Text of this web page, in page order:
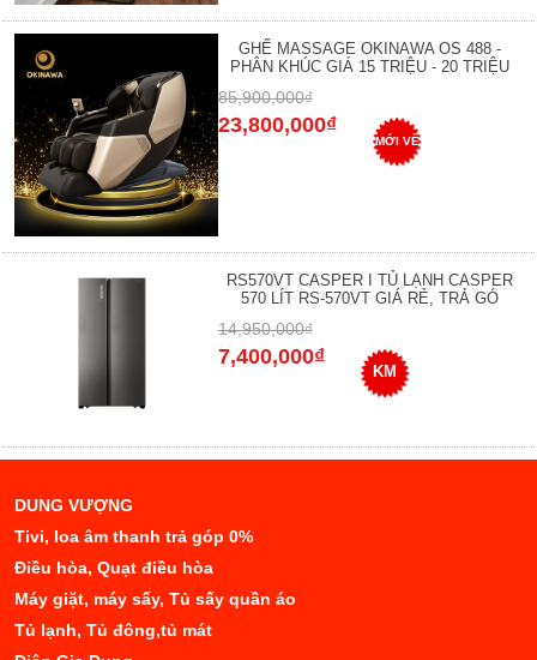
GHẾ MASSAGE OKINAWA OS 488 -
PHÂN KHÚC GIÁ 15 TRIỆU - 20 TRIỆU
85,900,000₫
23,800,000₫
MỚI VỀ
RS570VT CASPER I TỦ LẠNH CASPER
570 LÍT RS-570VT GIÁ RẺ, TRẢ GÓ
14,950,000₫
7,400,000₫
KM
DUNG VƯỢNG
Tivi, loa âm thanh trả góp 0%
Điều hòa, Quạt điều hòa
Máy giặt, máy sấy, Tủ sấy quần áo
Tủ lạnh, Tủ đông,tủ mát